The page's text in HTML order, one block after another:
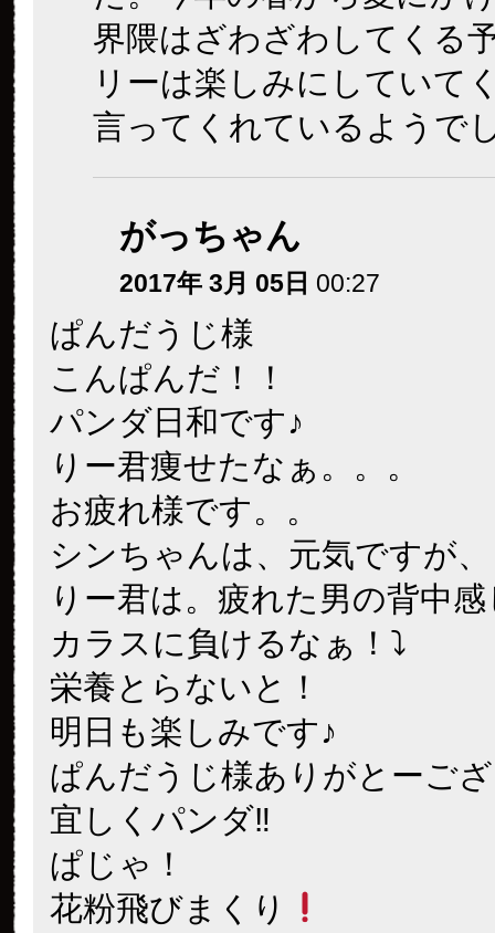
界隈はざわざわしてくる
リーは楽しみにしていて
言ってくれているようで
がっちゃん
2017年 3月 05日 00:27
ぱんだうじ様
こんぱんだ！！
パンダ日和です♪
りー君痩せたなぁ。。。
お疲れ様です。。
シンちゃんは、元気ですが、
りー君は。疲れた男の背中
カラスに負けるなぁ！⤵
栄養とらないと！
明日も楽しみです♪
ぱんだうじ様ありがとーご
宜しくパンダ‼
ぱじゃ！
花粉飛びまくり